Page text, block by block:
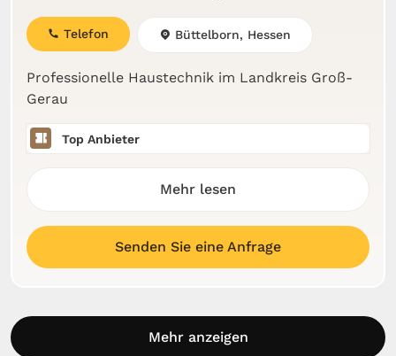
Professionelle Haustechnik im Landkreis Groß-
Gerau
Telefon Büttelborn, Hessen
Top Anbieter
Mehr lesen
Senden Sie eine Anfrage
Mehr anzeigen